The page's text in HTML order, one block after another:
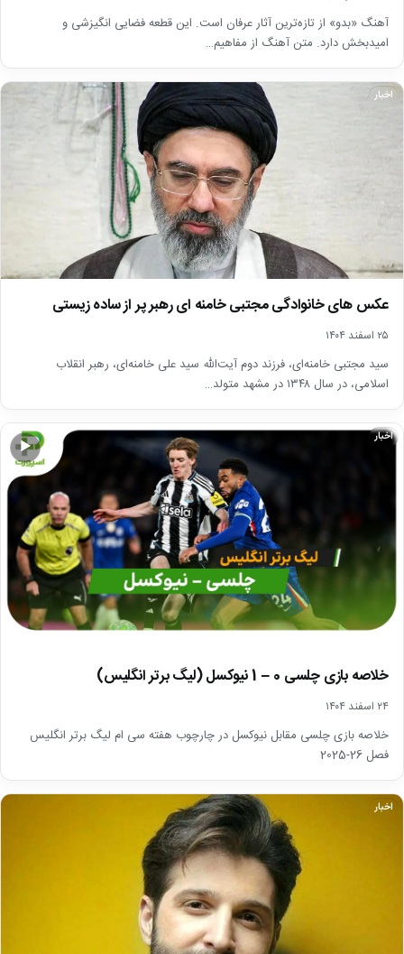
آهنگ «بدو» از تازه‌ترین آثار عرفان است. این قطعه فضایی انگیزشی و
امیدبخش دارد. متن آهنگ از مفاهیم…
اخبار
عکس های خانوادگی مجتبی خامنه ای رهبر پر از ساده زیستی
۲۵ اسفند ۱۴۰۴
سید مجتبی خامنه‌ای، فرزند دوم آیت‌الله سید علی خامنه‌ای، رهبر انقلاب
اسلامی، در سال ۱۳۴۸ در مشهد متولد…
▶
اخبار
خلاصه بازی چلسی 0 – 1 نیوکسل (لیگ برتر انگلیس)
۲۴ اسفند ۱۴۰۴
خلاصه بازی چلسی مقابل نیوکسل در چارچوب هفته سی ام لیگ برتر انگلیس
فصل 26-2025
اخبار